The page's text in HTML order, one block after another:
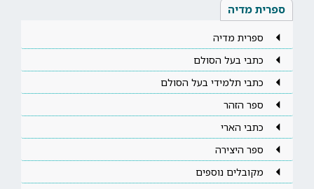
ספרית מדיה
ספרית מדיה
כתבי בעל הסולם
כתבי תלמידי בעל הסולם
ספר הזהר
כתבי הארי
ספר היצירה
מקובלים נוספים